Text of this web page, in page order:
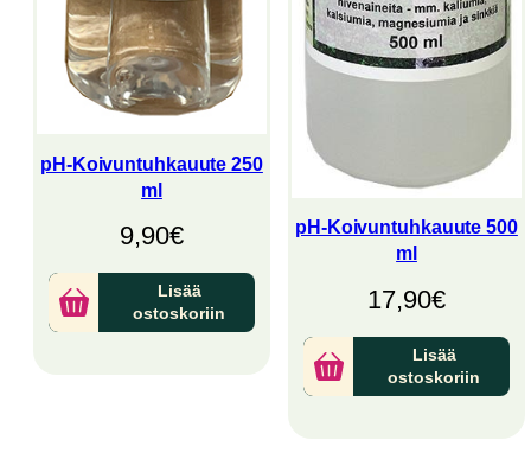
pH-Koivuntuhkauute 250
ml
9,90€
Lisää
ostoskoriin
pH-Koivuntuhkauute 500
ml
17,90€
Lisää
ostoskoriin